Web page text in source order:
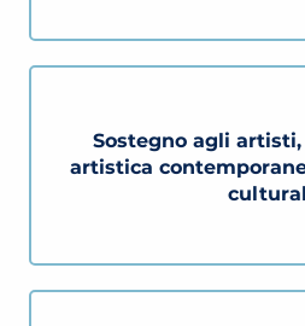
Sostegno agli
artistica